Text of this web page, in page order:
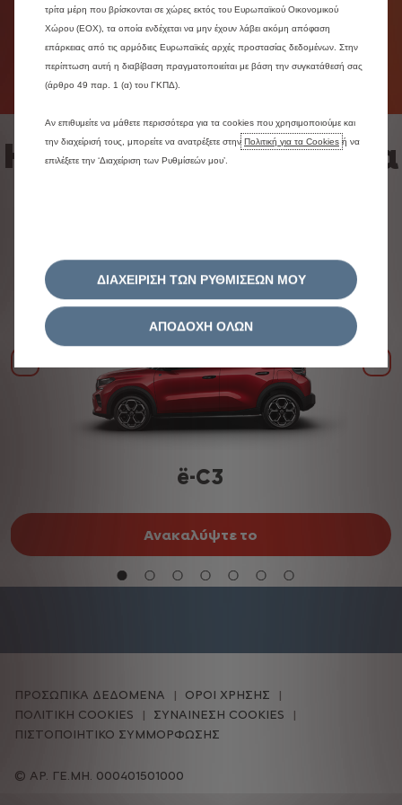
ηλεκτρικό κινητήρα. Το όχημά σας είναι αθόρυβο και
εύκολο στους ελιγμούς, ιδανικό για κάθε διαδρομή
στην πόλη και στον δρόμο.
Ηλεκτρικά αυτοκίνητα
Προηγούμενο
ë-C3
Ανακαλύψτε το
ΑΡ. ΓΕ.ΜΗ. 000401501000
ΠΡΟΣΩΠΙΚΑ ΔΕΔΟΜΕΝΑ
ΟΡΟΙ ΧΡΗΣΗΣ
ΠΟΛΙΤΙΚΗ COOKIES
ΣΥΝΑΙΝΕΣΗ COOKIES
ΠΙΣΤΟΠΟΙΗΤΙΚΟ ΣΥΜΜΟΡΦΩΣΗΣ
τρίτα μέρη που βρίσκονται σε χώρες εκτός του Ευρωπαϊκού Οικονομικού
Χώρου (ΕΟΧ), τα οποία ενδέχεται να μην έχουν λάβει ακόμη απόφαση
επάρκειας από τις αρμόδιες Ευρωπαϊκές αρχές προστασίας δεδομένων. Στην
περίπτωση αυτή η διαβίβαση πραγματοποιείται με βάση την συγκατάθεσή σας
(άρθρο 49 παρ. 1 (α) του ΓΚΠΔ).
Αν επιθυμείτε να μάθετε περισσότερα για τα cookies που χρησιμοποιούμε και
την διαχείρισή τους, μπορείτε να ανατρέξετε στην Πολιτική για τα Cookies ή να
επιλέξετε την ‘Διαχείριση των Ρυθμίσεών μου’.
ΔΙΑΧΕΙΡΙΣΗ ΤΩΝ ΡΥΘΜΙΣΕΩΝ ΜΟΥ
ΑΠΟΔΟΧΗ ΟΛΩΝ